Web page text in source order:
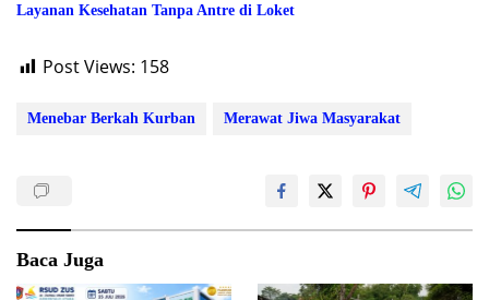
Layanan Kesehatan Tanpa Antre di Loket
Post Views: 158
Menebar Berkah Kurban Merawat Jiwa Masyarakat
Baca Juga